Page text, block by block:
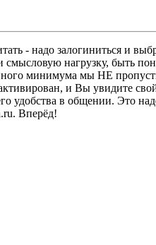
- надо залогиниться и
нагрузку, быть
минимума мы НЕ
и Вы увидите
удобства в общении. Это
Вперёд!